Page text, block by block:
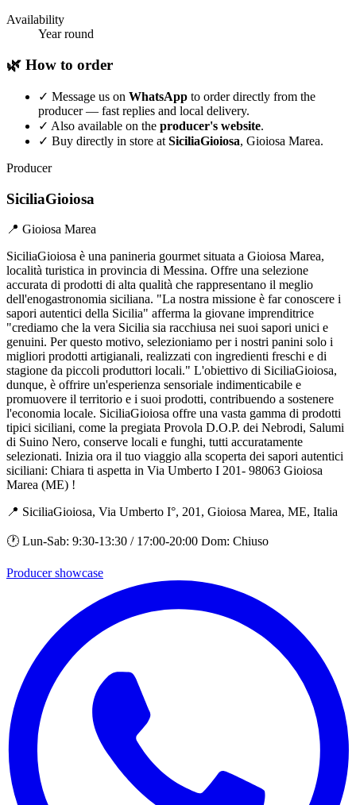
Availability
Year round
🌿 How to order
✓ Message us on WhatsApp to order directly from the
producer — fast replies and local delivery.
✓ Also available on the producer's website.
✓ Buy directly in store at SiciliaGioiosa, Gioiosa Marea.
Producer
SiciliaGioiosa
📍 Gioiosa Marea
SiciliaGioiosa è una panineria gourmet situata a Gioiosa Marea,
località turistica in provincia di Messina. Offre una selezione
accurata di prodotti di alta qualità che rappresentano il meglio
dell'enogastronomia siciliana. "La nostra missione è far conoscere i
sapori autentici della Sicilia" afferma la giovane imprenditrice
"crediamo che la vera Sicilia sia racchiusa nei suoi sapori unici e
genuini. Per questo motivo, selezioniamo per i nostri panini solo i
migliori prodotti artigianali, realizzati con ingredienti freschi e di
stagione da piccoli produttori locali." L'obiettivo di SiciliaGioiosa,
dunque, è offrire un'esperienza sensoriale indimenticabile e
promuovere il territorio e i suoi prodotti, contribuendo a sostenere
l'economia locale. SiciliaGioiosa offre una vasta gamma di prodotti
tipici siciliani, come la pregiata Provola D.O.P. dei Nebrodi, Salumi
di Suino Nero, conserve locali e funghi, tutti accuratamente
selezionati. Inizia ora il tuo viaggio alla scoperta dei sapori autentici
siciliani: Chiara ti aspetta in Via Umberto I 201- 98063 Gioiosa
Marea (ME) !
📍 SiciliaGioiosa, Via Umberto I°, 201, Gioiosa Marea, ME, Italia
🕐 Lun-Sab: 9:30-13:30 / 17:00-20:00 Dom: Chiuso
Producer showcase